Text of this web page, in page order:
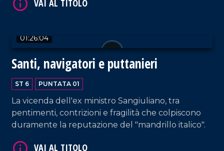
01:26:04
Santi, navigatori e puttanieri
ST 6 PUNTATA 01
La vicenda dell'ex ministro Sangiuliano, tra
pentimenti, contrizioni e fragilità che colpiscono
duramente la reputazione del "mandrillo italico".